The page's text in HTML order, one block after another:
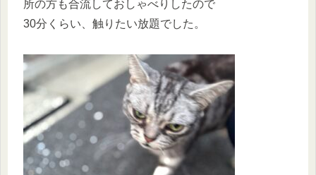
所の方も合流しておしゃべりしたので
30分くらい、触りたい放題でした。